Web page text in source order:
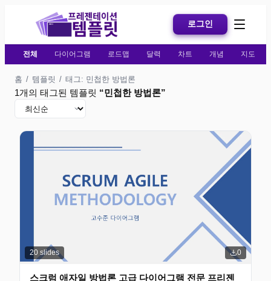
로그인
전체 다이어그램 로드맵 달력 차트 개념 지도
홈 / 템플릿 / 태그: 민첩한 방법론
1개의 태그된 템플릿 “민첩한 방법론”
20 slides 0
스크럼 애자일 방법론 고급 다이어그램 전문 프리젠